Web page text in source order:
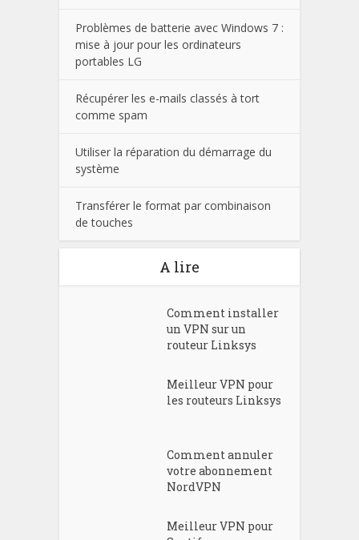
Problèmes de batterie avec Windows 7 :
mise à jour pour les ordinateurs
portables LG
Récupérer les e-mails classés à tort
comme spam
Utiliser la réparation du démarrage du
système
Transférer le format par combinaison
de touches
A lire
Comment installer
un VPN sur un
routeur Linksys
Meilleur VPN pour
les routeurs Linksys
Comment annuler
votre abonnement
NordVPN
Meilleur VPN pour